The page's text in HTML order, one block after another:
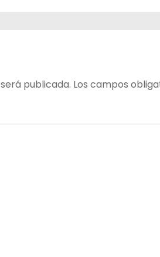
publicada. Los campos